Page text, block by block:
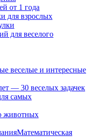
от 1 года
для взрослых
для веселого
веселые и интересные
— 30 веселых задачек
самых
животных
Математическая